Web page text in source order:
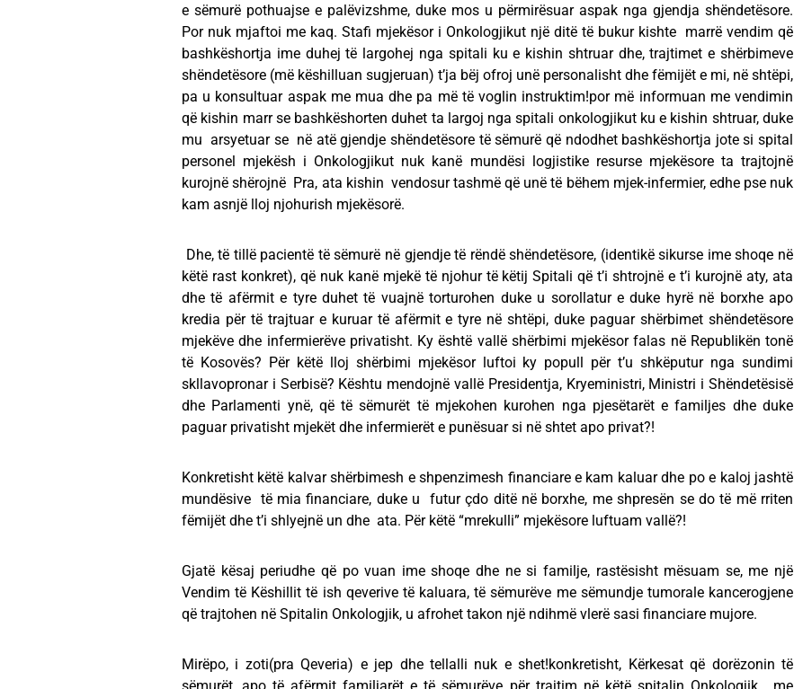
e sëmurë pothuajse e palëvizshme, duke mos u përmirësuar aspak nga gjendja shëndetësore.
Por nuk mjaftoi me kaq. Stafi mjekësor i Onkologjikut një ditë të bukur kishte marrë vendim që
bashkëshortja ime duhej të largohej nga spitali ku e kishin shtruar dhe, trajtimet e shërbimeve
shëndetësore (më këshilluan sugjeruan) t’ja bëj ofroj unë personalisht dhe fëmijët e mi, në shtëpi,
pa u konsultuar aspak me mua dhe pa më të voglin instruktim!por më informuan me vendimin
që kishin marr se bashkëshorten duhet ta largoj nga spitali onkologjikut ku e kishin shtruar, duke
mu arsyetuar se në atë gjendje shëndetësore të sëmurë që ndodhet bashkëshortja jote si spital
personel mjekësh i Onkologjikut nuk kanë mundësi logjistike resurse mjekësore ta trajtojnë
kurojnë shërojnë Pra, ata kishin vendosur tashmë që unë të bëhem mjek-infermier, edhe pse nuk
kam asnjë lloj njohurish mjekësorë.
Dhe, të tillë pacientë të sëmurë në gjendje të rëndë shëndetësore, (identikë sikurse ime shoqe në
këtë rast konkret), që nuk kanë mjekë të njohur të këtij Spitali që t’i shtrojnë e t’i kurojnë aty, ata
dhe të afërmit e tyre duhet të vuajnë torturohen duke u sorollatur e duke hyrë në borxhe apo
kredia për të trajtuar e kuruar të afërmit e tyre në shtëpi, duke paguar shërbimet shëndetësore
mjekëve dhe infermierëve privatisht. Ky është vallë shërbimi mjekësor falas në Republikën tonë
të Kosovës? Për këtë lloj shërbimi mjekësor luftoi ky popull për t’u shkëputur nga sundimi
skllavopronar i Serbisë? Kështu mendojnë vallë Presidentja, Kryeministri, Ministri i Shëndetësisë
dhe Parlamenti ynë, që të sëmurët të mjekohen kurohen nga pjesëtarët e familjes dhe duke
paguar privatisht mjekët dhe infermierët e punësuar si në shtet apo privat?!
Konkretisht këtë kalvar shërbimesh e shpenzimesh financiare e kam kaluar dhe po e kaloj jashtë
mundësive të mia financiare, duke u futur çdo ditë në borxhe, me shpresën se do të më rriten
fëmijët dhe t’i shlyejnë un dhe ata. Për këtë “mrekulli” mjekësore luftuam vallë?!
Gjatë kësaj periudhe që po vuan ime shoqe dhe ne si familje, rastësisht mësuam se, me një
Vendim të Këshillit të ish qeverive të kaluara, të sëmurëve me sëmundje tumorale kancerogjene
që trajtohen në Spitalin Onkologjik, u afrohet takon një ndihmë vlerë sasi financiare mujore.
Mirëpo, i zoti(pra Qeveria) e jep dhe tellalli nuk e shet!konkretisht, Kërkesat që dorëzonin të
sëmurët ,apo të afërmit familjarët e të sëmurëve për trajtim në këtë spitalin Onkologjik , me